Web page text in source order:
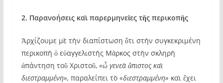
2. Παρανοήσεις καὶ παρερμηνεῖες τῆς περικοπῆς
Ἀρχίζουμε μὲ τὴν διαπίστωση ὅτι στὴν συγκεκριμένη
περικοπὴ ὁ εὐαγγελιστὴς Μᾶρκος στὴν σκληρὴ
ἀπάντηση τοῦ Χριστοῦ, «ὦ γενεὰ ἄπιστος καὶ
διεστραμμένη», παραλείπει τὸ «διεστραμμένη» καὶ ἔχει